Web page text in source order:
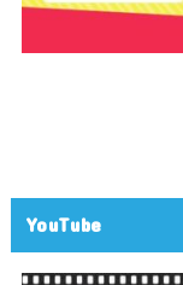
YouTube